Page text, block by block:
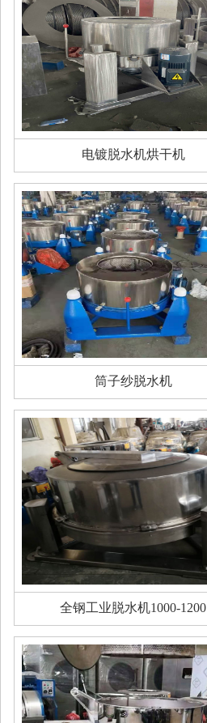
电镀脱水机烘干机
筒子纱脱水机
全钢工业脱水机1000-1200